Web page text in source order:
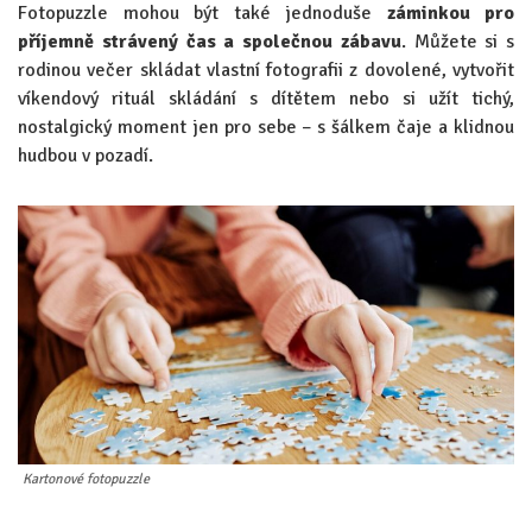
Fotopuzzle mohou být také jednoduše záminkou pro
příjemně strávený čas a společnou zábavu. Můžete si s
rodinou večer skládat vlastní fotografii z dovolené, vytvořit
víkendový rituál skládání s dítětem nebo si užít tichý,
nostalgický moment jen pro sebe – s šálkem čaje a klidnou
hudbou v pozadí.
Kartonové fotopuzzle